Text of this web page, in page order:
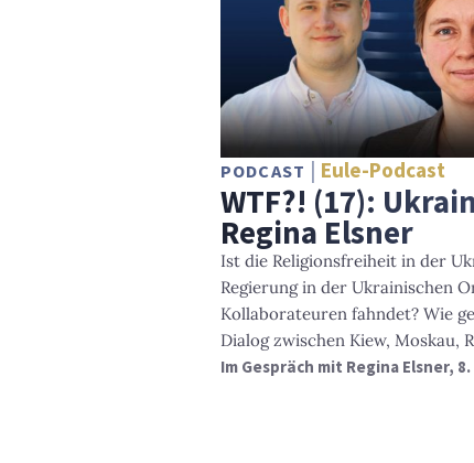
PODCAST Eule-Podcast
WTF?! (17):
Regina Elsner
Ist die Religionsfreiheit in der
Regierung in der Ukrainischen
Kollaborateuren fahndet? Wie
Dialog zwischen Kiew, Moskau,
Im Gespräch mit Regina Elsner,